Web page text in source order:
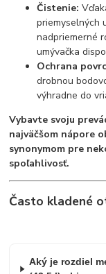
Čistenie:
priemyselných
nadpriemerné
umývačka
Ochrana
drobnou
výhradne do
Vybavte svoju
najväčšom nápore
synonymom pre
spoľahlivosť.
Často kladené
Aký je rozdiel